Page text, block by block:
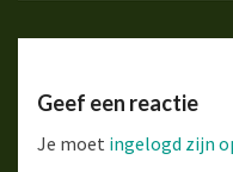
Geef een reactie
Je moet ingelogd zijn